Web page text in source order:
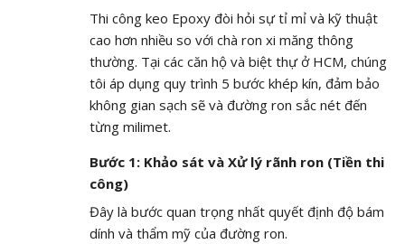
Thi công keo Epoxy đòi hỏi sự tỉ mỉ và kỹ thuật
cao hơn nhiều so với chà ron xi măng thông
thường. Tại các căn hộ và biệt thự ở HCM, chúng
tôi áp dụng quy trình 5 bước khép kín, đảm bảo
không gian sạch sẽ và đường ron sắc nét đến
từng milimet.
Bước 1: Khảo sát và Xử lý rãnh ron (Tiền thi
công)
Đây là bước quan trọng nhất quyết định độ bám
dính và thẩm mỹ của đường ron.